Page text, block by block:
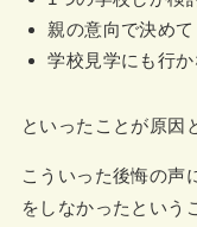
親の意向で決め
学校見学にも行
といったことが原因
こういった後悔の声
をしなかったという